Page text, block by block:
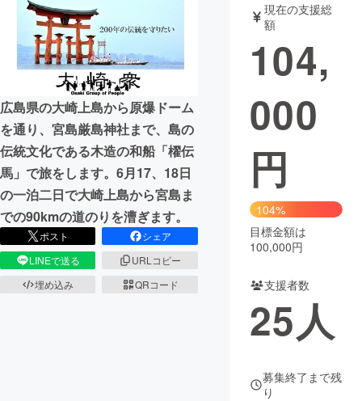
アート・写真
テクノロジー・ガジェット ゲーム・
映像・映画 書籍・雑誌
ビジネス・起業
まちづくり・地域活性化
CAMPFIRE for Social Good
CAMPFIREふるさと納税
コミュニティ
広島県の大崎上島から原爆ドーム
を通り、宮島厳島神社まで、島の
伝統文化である木造の和船「櫂伝
馬」で旅をします。6月17、18日
の一泊二日で大崎上島から宮島ま
での90kmの道のりを漕ぎます。
ポスト
シェア
LINEで送る
URLコピー
埋め込み
QRコード
現在の支援総
額
104,
000
円
104%
目標金額は
100,000円
支援者数
25人
募集終了まで残
り